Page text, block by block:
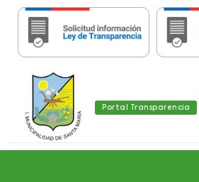
Importante: Estas
Portal Transparencia